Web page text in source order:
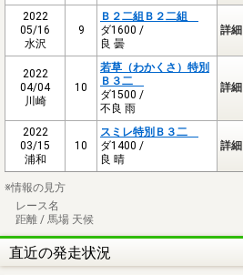
2022
05/16
水沢
9
Ｂ２二組Ｂ２二組
ダ1600 /
良 曇
詳細
2022
04/04
川崎
10
若草（わかくさ）特別
Ｂ３二
ダ1500 /
不良 雨
詳細
2022
03/15
浦和
10
スミレ特別Ｂ３二
ダ1400 /
良 晴
詳細
※情報の見方
レース名
距離 / 馬場 天候
直近の発走状況